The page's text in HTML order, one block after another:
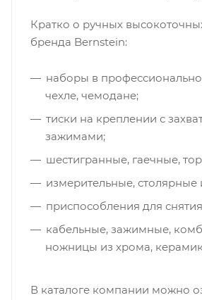
Кратко о ручных
бренда Bernstein:
наборы в
чехле, чемодане;
тиски на креплении с
зажимами;
шестигранные, гаечные,
измерительные, столярные
приспособления для
кабельные, зажимные,
ножницы из хрома,
В каталоге компании можно